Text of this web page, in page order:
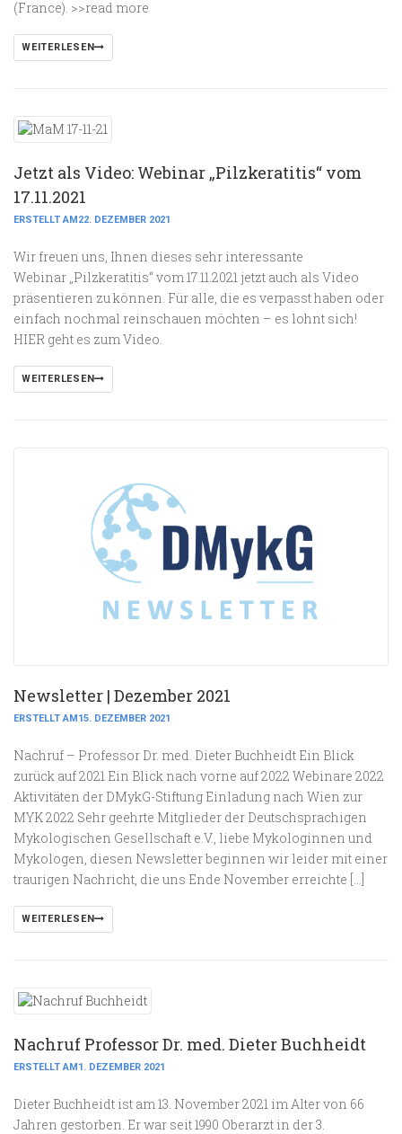
(France). >>read more
WEITERLESEN
Jetzt als Video: Webinar „Pilzkeratitis“ vom
17.11.2021
ERSTELLT AM22. DEZEMBER 2021
Wir freuen uns, Ihnen dieses sehr interessante
Webinar „Pilzkeratitis“ vom 17.11.2021 jetzt auch als Video
präsentieren zu können. Für alle, die es verpasst haben oder
einfach nochmal reinschauen möchten – es lohnt sich!
HIER geht es zum Video.
WEITERLESEN
Newsletter | Dezember 2021
ERSTELLT AM15. DEZEMBER 2021
Nachruf – Professor Dr. med. Dieter Buchheidt Ein Blick
zurück auf 2021 Ein Blick nach vorne auf 2022 Webinare 2022
Aktivitäten der DMykG-Stiftung Einladung nach Wien zur
MYK 2022 Sehr geehrte Mitglieder der Deutschsprachigen
Mykologischen Gesellschaft e.V., liebe Mykologinnen und
Mykologen, diesen Newsletter beginnen wir leider mit einer
traurigen Nachricht, die uns Ende November erreichte […]
WEITERLESEN
Nachruf Professor Dr. med. Dieter Buchheidt
ERSTELLT AM1. DEZEMBER 2021
Dieter Buchheidt ist am 13. November 2021 im Alter von 66
Jahren gestorben. Er war seit 1990 Oberarzt in der 3.